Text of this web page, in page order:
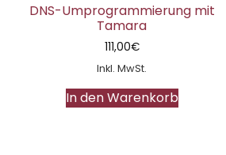
DNS-Umprogrammierung mit
Tamara
111,00€
Inkl. MwSt.
In den Warenkorb